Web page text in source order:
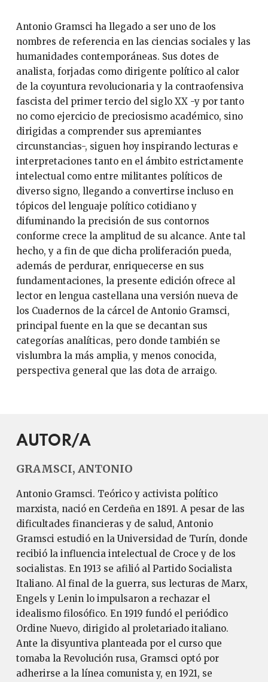
Antonio Gramsci ha llegado a ser uno de los
nombres de referencia en las ciencias sociales y las
humanidades contemporáneas. Sus dotes de
analista, forjadas como dirigente político al calor
de la coyuntura revolucionaria y la contraofensiva
fascista del primer tercio del siglo XX -y por tanto
no como ejercicio de preciosismo académico, sino
dirigidas a comprender sus apremiantes
circunstancias-, siguen hoy inspirando lecturas e
interpretaciones tanto en el ámbito estrictamente
intelectual como entre militantes políticos de
diverso signo, llegando a convertirse incluso en
tópicos del lenguaje político cotidiano y
difuminando la precisión de sus contornos
conforme crece la amplitud de su alcance. Ante tal
hecho, y a fin de que dicha proliferación pueda,
además de perdurar, enriquecerse en sus
fundamentaciones, la presente edición ofrece al
lector en lengua castellana una versión nueva de
los Cuadernos de la cárcel de Antonio Gramsci,
principal fuente en la que se decantan sus
categorías analíticas, pero donde también se
vislumbra la más amplia, y menos conocida,
perspectiva general que las dota de arraigo.
AUTOR/A
GRAMSCI, ANTONIO
Antonio Gramsci. Teórico y activista político
marxista, nació en Cerdeña en 1891. A pesar de las
dificultades financieras y de salud, Antonio
Gramsci estudió en la Universidad de Turín, donde
recibió la influencia intelectual de Croce y de los
socialistas. En 1913 se afilió al Partido Socialista
Italiano. Al final de la guerra, sus lecturas de Marx,
Engels y Lenin lo impulsaron a rechazar el
idealismo filosófico. En 1919 fundó el periódico
Ordine Nuevo, dirigido al proletariado italiano.
Ante la disyuntiva planteada por el curso que
tomaba la Revolución rusa, Gramsci optó por
adherirse a la línea comunista y, en 1921, se